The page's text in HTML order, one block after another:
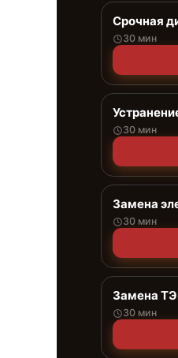
Срочная
30 мин
30 мин
Замена
30 мин
Замена
30 мин